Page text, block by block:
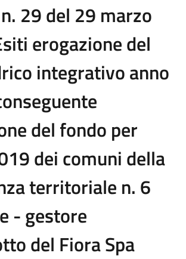
29 del 29 marzo
erogazione del
integrativo anno
del fondo per
dei comuni della
territoriale n. 6
- gestore
del Fiora Spa